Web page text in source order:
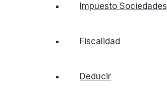
Impuesto Sociedades
Fiscalidad
Deducir